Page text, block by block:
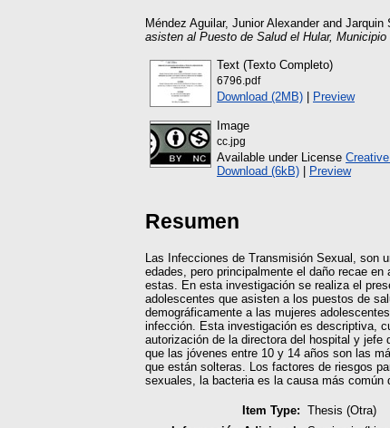
Méndez Aguilar, Junior Alexanderand Jarquin
asisten al Puesto de Salud el Hular,
Text (Texto Completo)
6796.pdf
Download (2MB) | Preview
Image
cc.jpg
Available under License
Download (6kB) | Preview
Resumen
Las Infecciones de Transmisión Sexual, son
edades, pero principalmente el daño recae
estas. En esta investigación se realiza el
adolescentes que asisten a los puestos de
demográficamente a las mujeres
infección. Esta investigación es descriptiva,
autorización de la directora del hospital y
que las jóvenes entre 10 y 14 años son las
que están solteras. Los factores de riesgos
sexuales, la bacteria es la causa más común
Item Type: Thesis (Otra)